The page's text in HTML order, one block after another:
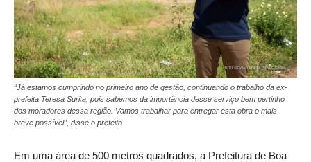
“Já estamos cumprindo no primeiro ano de gestão, continuando o trabalho da ex-
prefeita Teresa Surita, pois sabemos da importância desse serviço bem pertinho
dos moradores dessa região. Vamos trabalhar para entregar esta obra o mais
breve possível”, disse o prefeito
Em uma área de 500 metros quadrados, a Prefeitura de Boa